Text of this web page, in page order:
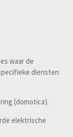
waar de
diensten
(domotica).
elektrische